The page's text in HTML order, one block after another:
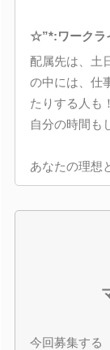
☆”*:ワークラ
配属先は、土
の中には、仕
たりする人も！
自分の時間も
あなたの理想
今回募集する